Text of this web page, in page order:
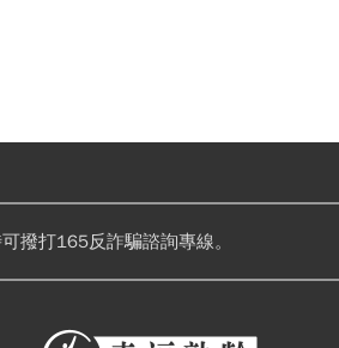
撥打165反詐騙諮詢專線。